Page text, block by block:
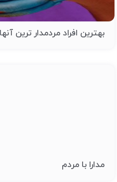
بهترین افراد مردمدار ترین آنها
مدارا با مردم